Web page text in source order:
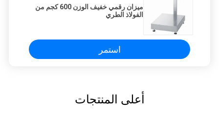
ميزان رقمي خفيف الوزن 600 كجم من
الفولاذ الطري
استمر
أعلى المنتجات